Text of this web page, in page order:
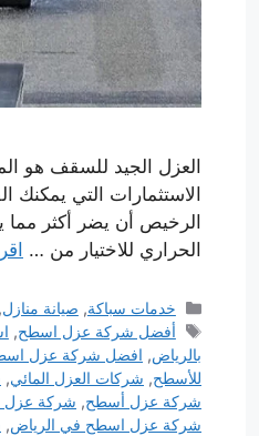
العزل الجيد للسقف هو
الاستثمارات التي
الرخيص أن يضر أكثر
الحراري للاختيار من …
التصنيفات
خدمات سباكة, صيانة منازل
الوسوم
أفضل شركة عزل اسطح,
بالرياض, افضل شركة عزل
للأسطح, شركات العزل المائي,
شركة عزل أسطح, شركة عزل
شركة عزل اسطح في الرياض,